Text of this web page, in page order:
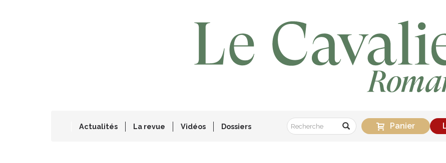
Actualités La revue Vidéos Dossiers Panier